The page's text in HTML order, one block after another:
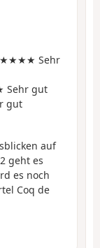
Sehr
gut
gut
auf
geht es
es noch
Coq de